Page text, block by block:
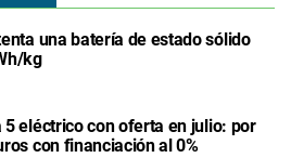
una batería de estado sólido
kg
5 eléctrico con oferta en julio: por
con financiación al 0%